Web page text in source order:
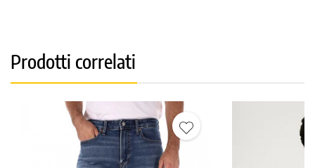
Prodotti correlati